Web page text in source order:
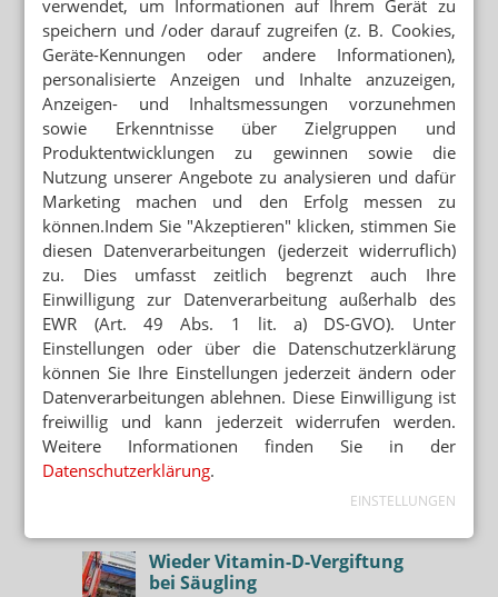
verwendet, um Informationen auf Ihrem Gerät zu
speichern und /oder darauf zugreifen (z. B. Cookies,
Geräte-Kennungen oder andere Informationen),
personalisierte Anzeigen und Inhalte anzuzeigen,
Anzeigen- und Inhaltsmessungen vorzunehmen
sowie Erkenntnisse über Zielgruppen und
Produktentwicklungen zu gewinnen sowie die
Nutzung unserer Angebote zu analysieren und dafür
Marketing machen und den Erfolg messen zu
können.Indem Sie "Akzeptieren" klicken, stimmen Sie
diesen Datenverarbeitungen (jederzeit widerruflich)
zu. Dies umfasst zeitlich begrenzt auch Ihre
Einwilligung zur Datenverarbeitung außerhalb des
EWR (Art. 49 Abs. 1 lit. a) DS-GVO). Unter
Einstellungen oder über die Datenschutzerklärung
können Sie Ihre Einstellungen jederzeit ändern oder
Datenverarbeitungen ablehnen. Diese Einwilligung ist
freiwillig und kann jederzeit widerrufen werden.
Weitere Informationen finden Sie in der
Datenschutzerklärung.
EINSTELLUNGEN
KOMMENTAR
KOMMENTAR
Cannabis: Warken hinterlässt
Chaos
Es hatte sich abgezeichnet, doch am Ende
ging beim Ausschluss von Cannabis aus der
Erstattung alles sehr schnell: Über Nacht
standen Patientinnen und...Mehr
»
Wieder Vitamin-D-Vergiftung
bei Säugling